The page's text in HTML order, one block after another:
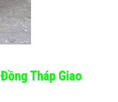
Tháp Giao